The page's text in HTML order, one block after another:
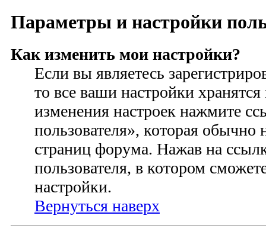
Параметры и настройки
Как изменить мои настройки?
Если вы являетесь
то все ваши настройки
изменения настроек нажмите
пользователя», которая обычно
страниц форума. Нажав на
пользователя, в котором
настройки.
Вернуться наверх